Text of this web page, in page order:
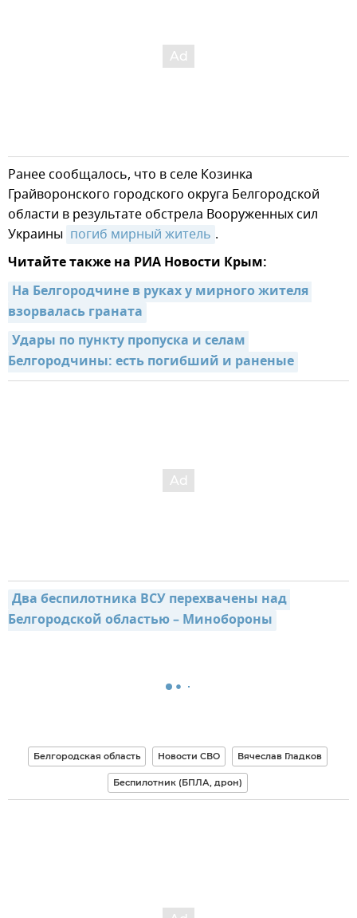
Ранее сообщалось, что в селе Козинка
Грайворонского городского округа Белгородской
области в результате обстрела Вооруженных сил
Украины погиб мирный житель .
Читайте также на РИА Новости Крым:
На Белгородчине в руках у мирного жителя
взорвалась граната
Удары по пункту пропуска и селам
Белгородчины: есть погибший и раненые
Два беспилотника ВСУ перехвачены над
Белгородской областью – Минобороны
Белгородская область Новости СВО Вячеслав Гладков
Беспилотник (БПЛА, дрон)